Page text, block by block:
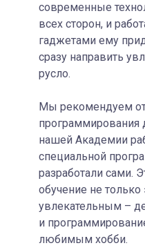
современные
всех сторон, и
гаджетами ему
сразу направить
русло.
Мы рекомендуем
программирования
нашей Академии
специальной
разработали сами.
обучение не
увлекательным –
и
любимым хобби.